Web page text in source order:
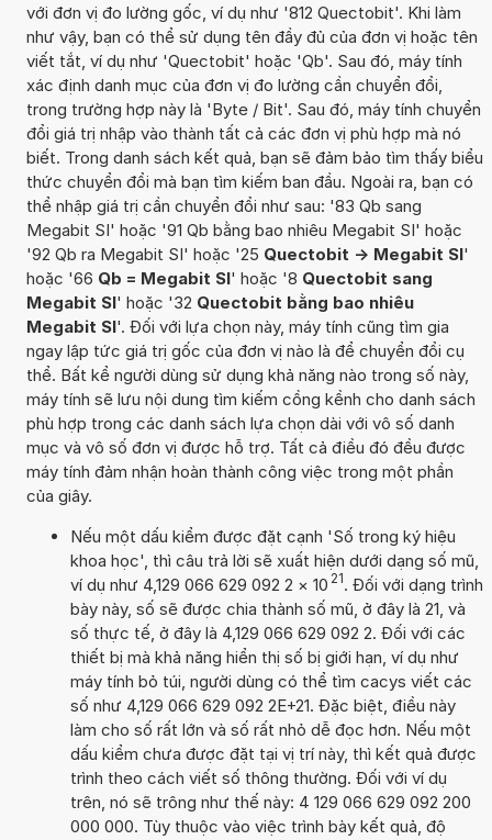
với đơn vị đo lường gốc, ví dụ như '812 Quectobit'. Khi làm
như vậy, bạn có thể sử dụng tên đầy đủ của đơn vị hoặc tên
viết tắt, ví dụ như 'Quectobit' hoặc 'Qb'. Sau đó, máy tính
xác định danh mục của đơn vị đo lường cần chuyển đổi,
trong trường hợp này là 'Byte / Bit'. Sau đó, máy tính chuyển
đổi giá trị nhập vào thành tất cả các đơn vị phù hợp mà nó
biết. Trong danh sách kết quả, bạn sẽ đảm bảo tìm thấy biểu
thức chuyển đổi mà bạn tìm kiếm ban đầu. Ngoài ra, bạn có
thể nhập giá trị cần chuyển đổi như sau: '83 Qb sang
Megabit SI' hoặc '91 Qb bằng bao nhiêu Megabit SI' hoặc
'92 Qb ra Megabit SI' hoặc '25 Quectobit -> Megabit SI'
hoặc '66 Qb = Megabit SI' hoặc '8 Quectobit sang
Megabit SI' hoặc '32 Quectobit bằng bao nhiêu
Megabit SI'. Đối với lựa chọn này, máy tính cũng tìm gia
ngay lập tức giá trị gốc của đơn vị nào là để chuyển đổi cụ
thể. Bất kể người dùng sử dụng khả năng nào trong số này,
máy tính sẽ lưu nội dung tìm kiếm cồng kềnh cho danh sách
phù hợp trong các danh sách lựa chọn dài với vô số danh
mục và vô số đơn vị được hỗ trợ. Tất cả điều đó đều được
máy tính đảm nhận hoàn thành công việc trong một phần
của giây.
Nếu một dấu kiểm được đặt cạnh 'Số trong ký hiệu
khoa học', thì câu trả lời sẽ xuất hiện dưới dạng số mũ,
ví dụ như 4,129 066 629 092 2 × 10 21. Đối với dạng trình
bày này, số sẽ được chia thành số mũ, ở đây là 21, và
số thực tế, ở đây là 4,129 066 629 092 2. Đối với các
thiết bị mà khả năng hiển thị số bị giới hạn, ví dụ như
máy tính bỏ túi, người dùng có thể tìm cacys viết các
số như 4,129 066 629 092 2E+21. Đặc biệt, điều này
làm cho số rất lớn và số rất nhỏ dễ đọc hơn. Nếu một
dấu kiểm chưa được đặt tại vị trí này, thì kết quả được
trình theo cách viết số thông thường. Đối với ví dụ
trên, nó sẽ trông như thế này: 4 129 066 629 092 200
000 000. Tùy thuộc vào việc trình bày kết quả, độ